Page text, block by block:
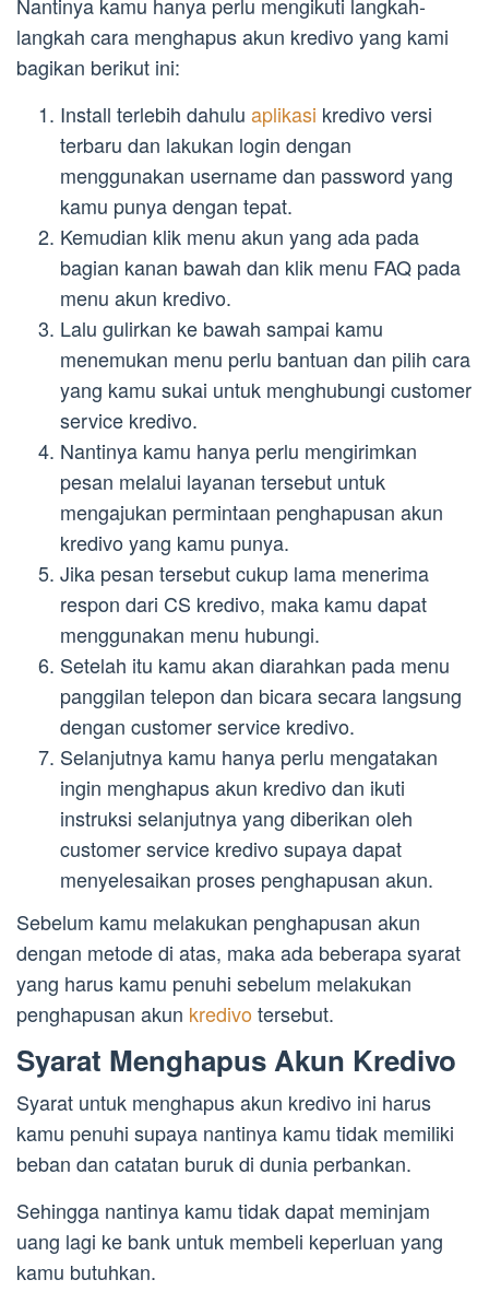
langkah cara menghapus akun kredivo yang kami
bagikan berikut ini:
Install terlebih dahulu aplikasi kredivo versi
terbaru dan lakukan login dengan
menggunakan username dan password yang
kamu punya dengan tepat.
Kemudian klik menu akun yang ada pada
bagian kanan bawah dan klik menu FAQ pada
menu akun kredivo.
Lalu gulirkan ke bawah sampai kamu
menemukan menu perlu bantuan dan pilih cara
yang kamu sukai untuk menghubungi customer
service kredivo.
Nantinya kamu hanya perlu mengirimkan
pesan melalui layanan tersebut untuk
mengajukan permintaan penghapusan akun
kredivo yang kamu punya.
Jika pesan tersebut cukup lama menerima
respon dari CS kredivo, maka kamu dapat
menggunakan menu hubungi.
Setelah itu kamu akan diarahkan pada menu
panggilan telepon dan bicara secara langsung
dengan customer service kredivo.
Selanjutnya kamu hanya perlu mengatakan
ingin menghapus akun kredivo dan ikuti
instruksi selanjutnya yang diberikan oleh
customer service kredivo supaya dapat
menyelesaikan proses penghapusan akun.
Sebelum kamu melakukan penghapusan akun
dengan metode di atas, maka ada beberapa syarat
yang harus kamu penuhi sebelum melakukan
penghapusan akun kredivo tersebut.
Syarat Menghapus Akun Kredivo
Syarat untuk menghapus akun kredivo ini harus
kamu penuhi supaya nantinya kamu tidak memiliki
beban dan catatan buruk di dunia perbankan.
Sehingga nantinya kamu tidak dapat meminjam
uang lagi ke bank untuk membeli keperluan yang
kamu butuhkan.